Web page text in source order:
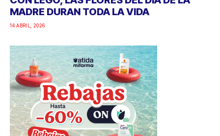
MADRE DURAN TODA LA VIDA
14 ABRIL, 2026